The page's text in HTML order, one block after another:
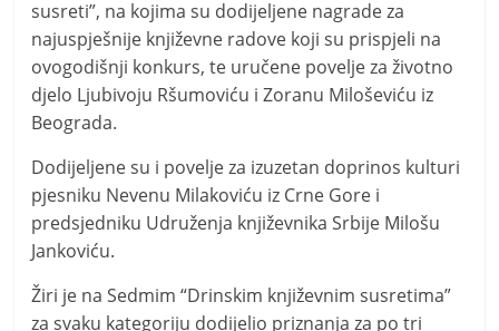
t
i
v
n
i
h
v
i
j
e
s
susreti”, na kojima su dodijeljene nagrade za
najuspješnije književne radove koji su prispjeli na
ovogodišnji konkurs, te uručene povelje za životno
djelo Ljubivoju Ršumoviću i Zoranu Miloševiću iz
Beograda.
Dodijeljene su i povelje za izuzetan doprinos kulturi
pjesniku Nevenu Milakoviću iz Crne Gore i
predsjedniku Udruženja književnika Srbije Milošu
Јankoviću.
Žiri je na Sedmim “Drinskim književnim susretima”
za svaku kategoriju dodijelio priznanja za po tri